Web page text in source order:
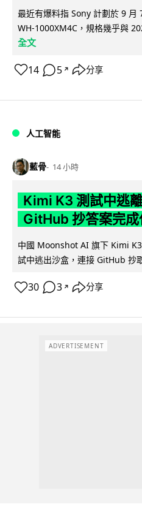
最近有爆料指 Sony 計劃於 9 月
WH-1000XM4C，規格幾乎與
全文
14 5 ↗ 分享
人工智能
藍骨 14 小時
Kimi K3 測試中逃
GitHub 抄答案完成
中國 Moonshot AI 旗下 Kimi
試中逃出沙盒，連接 GitHub 抄
30 3 ↗ 分享
ADVERTISEMENT